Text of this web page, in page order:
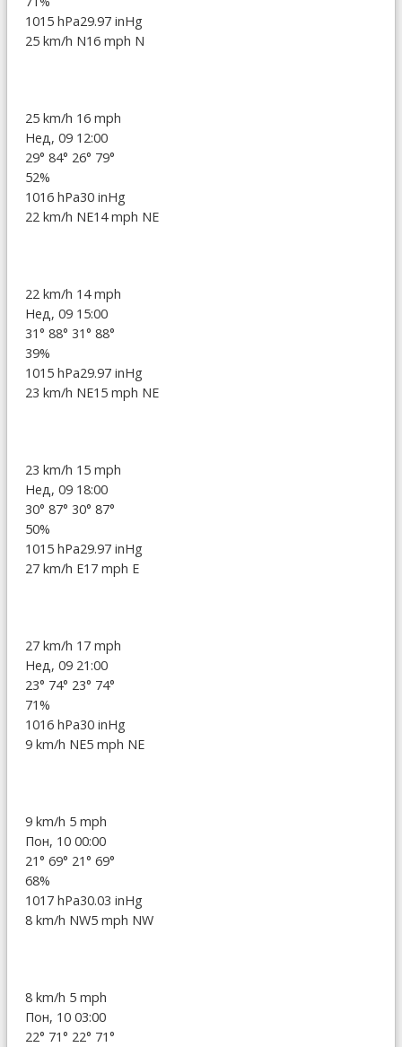
1015 hPa29.97 inHg
25 km/h N16 mph N
25 km/h 16 mph
Нед, 09 12:00
29° 84° 26° 79°
52%
1016 hPa30 inHg
22 km/h NE14 mph NE
22 km/h 14 mph
Нед, 09 15:00
31° 88° 31° 88°
39%
1015 hPa29.97 inHg
23 km/h NE15 mph NE
23 km/h 15 mph
Нед, 09 18:00
30° 87° 30° 87°
50%
1015 hPa29.97 inHg
27 km/h E17 mph E
27 km/h 17 mph
Нед, 09 21:00
23° 74° 23° 74°
71%
1016 hPa30 inHg
9 km/h NE5 mph NE
9 km/h 5 mph
Пон, 10 00:00
21° 69° 21° 69°
68%
1017 hPa30.03 inHg
8 km/h NW5 mph NW
8 km/h 5 mph
Пон, 10 03:00
22° 71° 22° 71°